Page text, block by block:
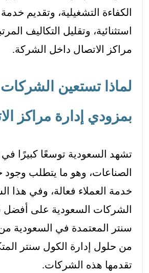
الكفاءة التشغيلية، وتقديم
استثنائية، وتقليل التكاليف
مراكز الاتصال داخل الشركة.
لماذا تستعين
بمزودي إدارة مراكز
تشهد السعودية توسعًا كبيرًا
الصناعات، وهو ما يتطلب وجود
خدمة العملاء فعالة، وفي هذا
الشركات السعودية على
سنتر المعتمدة في السعودية
من حلول إدارة الكول سنتر
تقدمها هذه الشركات.